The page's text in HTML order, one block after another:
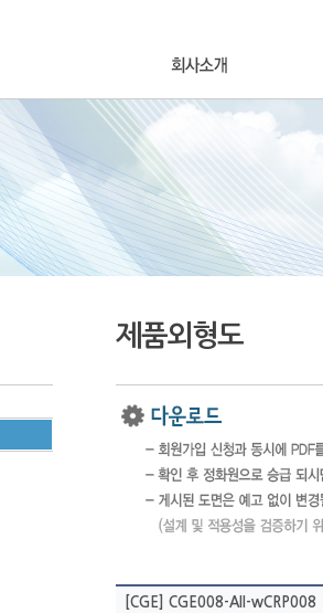
제품외형도
[CGE] CGE008-All-wCRP008